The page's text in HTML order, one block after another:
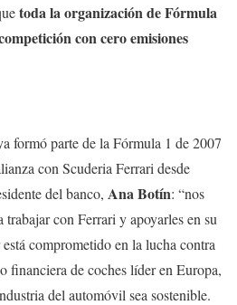
toda la organización de Fórmula
con cero emisiones
formó parte de la Fórmula 1 de 2007
con Scuderia Ferrari desde
del banco, Ana Botín: “nos
con Ferrari y apoyarles en su
comprometido en la lucha contra
financiera de coches líder en Europa,
del automóvil sea sostenible.